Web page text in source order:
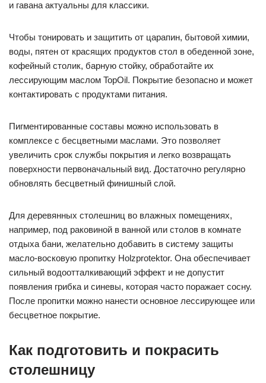
и гавана актуальны для классики.
Чтобы тонировать и защитить от царапин, бытовой химии,
воды, пятен от красящих продуктов стол в обеденной зоне,
кофейный столик, барную стойку, обработайте их
лессирующим маслом TopOil. Покрытие безопасно и может
контактировать с продуктами питания.
Пигментированные составы можно использовать в
комплексе с бесцветными маслами. Это позволяет
увеличить срок службы покрытия и легко возвращать
поверхности первоначальный вид. Достаточно регулярно
обновлять бесцветный финишный слой.
Для деревянных столешниц во влажных помещениях,
например, под раковиной в ванной или столов в комнате
отдыха бани, желательно добавить в систему защиты
масло-восковую пропитку Holzprotektor. Она обеспечивает
сильный водоотталкивающий эффект и не допустит
появления грибка и синевы, которая часто поражает сосну.
После пропитки можно нанести основное лессирующее или
бесцветное покрытие.
Как подготовить и покрасить
столешницу